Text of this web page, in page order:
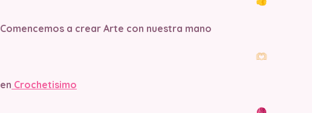
Comencemos a crear Arte con nuestra mano
en Crochetisimo